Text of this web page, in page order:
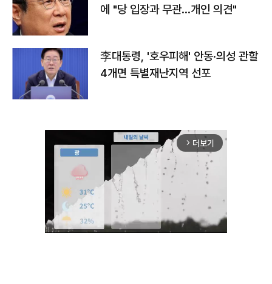
에 "당 입장과 무관…개인 의견"
李대통령, '호우피해' 안동·의성 관할
4개면 특별재난지역 선포
arrow_forward_ios 더보기